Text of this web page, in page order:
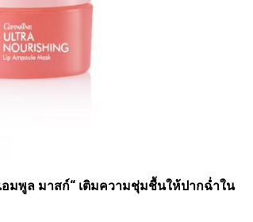
มพูล มาสก์“ เติมความชุ่มชื้นให้ปากฉ่ำใน